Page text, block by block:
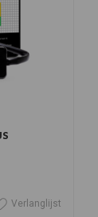
Verlanglijst